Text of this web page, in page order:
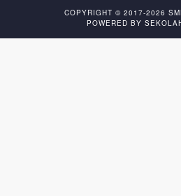
COPYRIGHT © 2017-2026
POWERED BY